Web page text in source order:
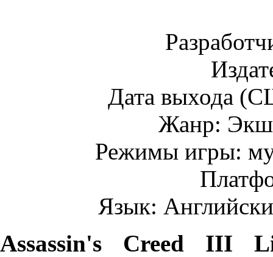
Дата выхода
Жанр:
Режимы игры:
Язык:
Assassin's Creed III